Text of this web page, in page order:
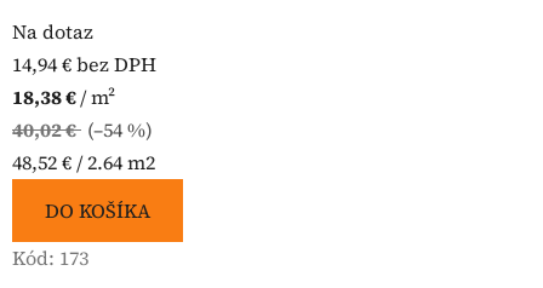
Na dotaz
14,94 € bez DPH
18,38 €/ m²
40,02 € (–54 %)
Jednotková
48,52 € / 2.64 m2
DO KOŠÍKA
Kód: 173